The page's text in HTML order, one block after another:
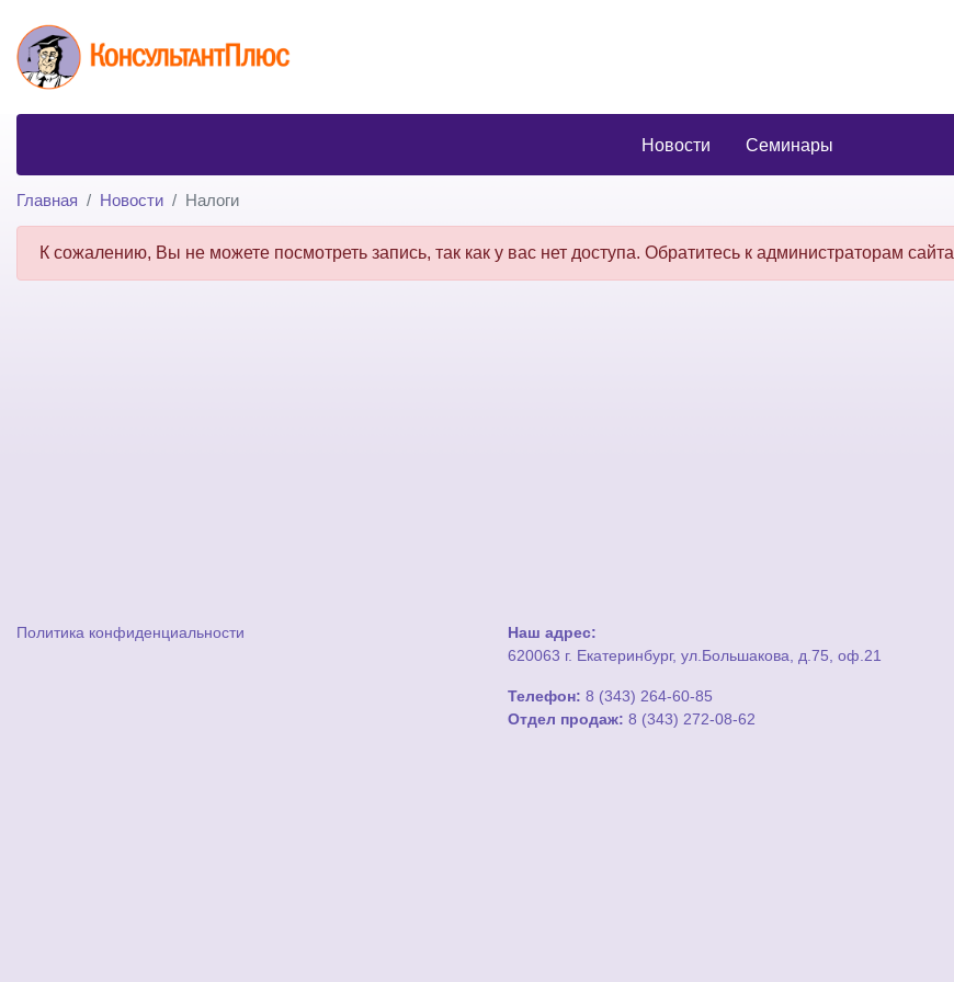
Новости Семинары
Главная Новости Налоги
К сожалению, Вы не можете посмотреть запись, так как у вас нет доступа. Обратитесь к администраторам сайта
Политика конфиденциальности
Наш адрес:
620063 г. Екатеринбург, ул.Большакова, д.75, оф.21
Телефон: 8 (343) 264-60-85
Отдел продаж: 8 (343) 272-08-62